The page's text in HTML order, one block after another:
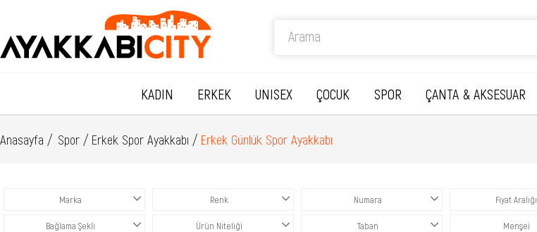
KADIN ERKEK UNISEX ÇOCUK SPOR ÇANTA & AKSESUAR
Anasayfa Spor Erkek Spor Ayakkabı Erkek Günlük Spor Ayakkabı
Marka Renk Numara Fiyat Aralığı
Bağlama Şekli Ürün Niteliği Taban Menşei